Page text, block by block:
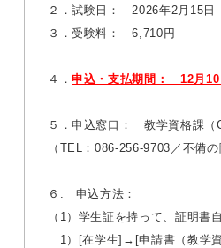
２．試験日： 2026年2月15日
３．受験料： 6,710円
４．申込・支払期間： 12月
５．申込窓口： 教学資格課（
（TEL：086-256-9703／不備
６. 申込方法：
（1）学生証を持って、証明書
1）[在学生]→[申請書（教学